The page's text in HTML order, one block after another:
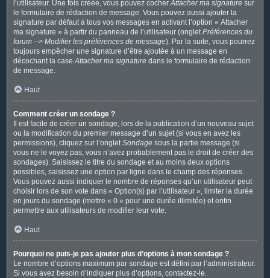
l’utilisateur. Une fois créée, vous pouvez cocherAttacher ma signature sur
le formulaire de rédaction de message. Vous pouvez aussi ajouter la
signature par défaut à tous vos messages en activant l’option « Attacher
ma signature » à partir du panneau de l’utilisateur (ongletPréférences du
forum --> Modifier les préférences de message). Par la suite, vous pourrez
toujours empêcher une signature d’être ajoutée à un message en
décochant la caseAttacher ma signature dans le formulaire de rédaction
de message.
Haut
Comment créer un sondage ?
Il est facile de créer un sondage, lors de la publication d’un nouveau sujet
ou la modification du premier message d’un sujet (si vous en avez les
permissions), cliquez sur l’ongletSondage sous la partie message (si
vous ne le voyez pas, vous n’avez probablement pas le droit de créer des
sondages). Saisissez le titre du sondage et au moins deux options
possibles, saisissez une option par ligne dans le champ des réponses.
Vous pouvez aussi indiquer le nombre de réponses qu’un utilisateur peut
choisir lors de son vote dans « Option(s) par l’utilisateur », limiter la durée
en jours du sondage (mettre « 0 » pour une durée illimitée) et enfin
permettre aux utilisateurs de modifier leur vote.
Haut
Pourquoi ne puis-je pas ajouter plus d’options à mon sondage ?
Le nombre d’options maximum par sondage est défini par l’administrateur.
Si vous avez besoin d’indiquer plus d’options, contactez-le.